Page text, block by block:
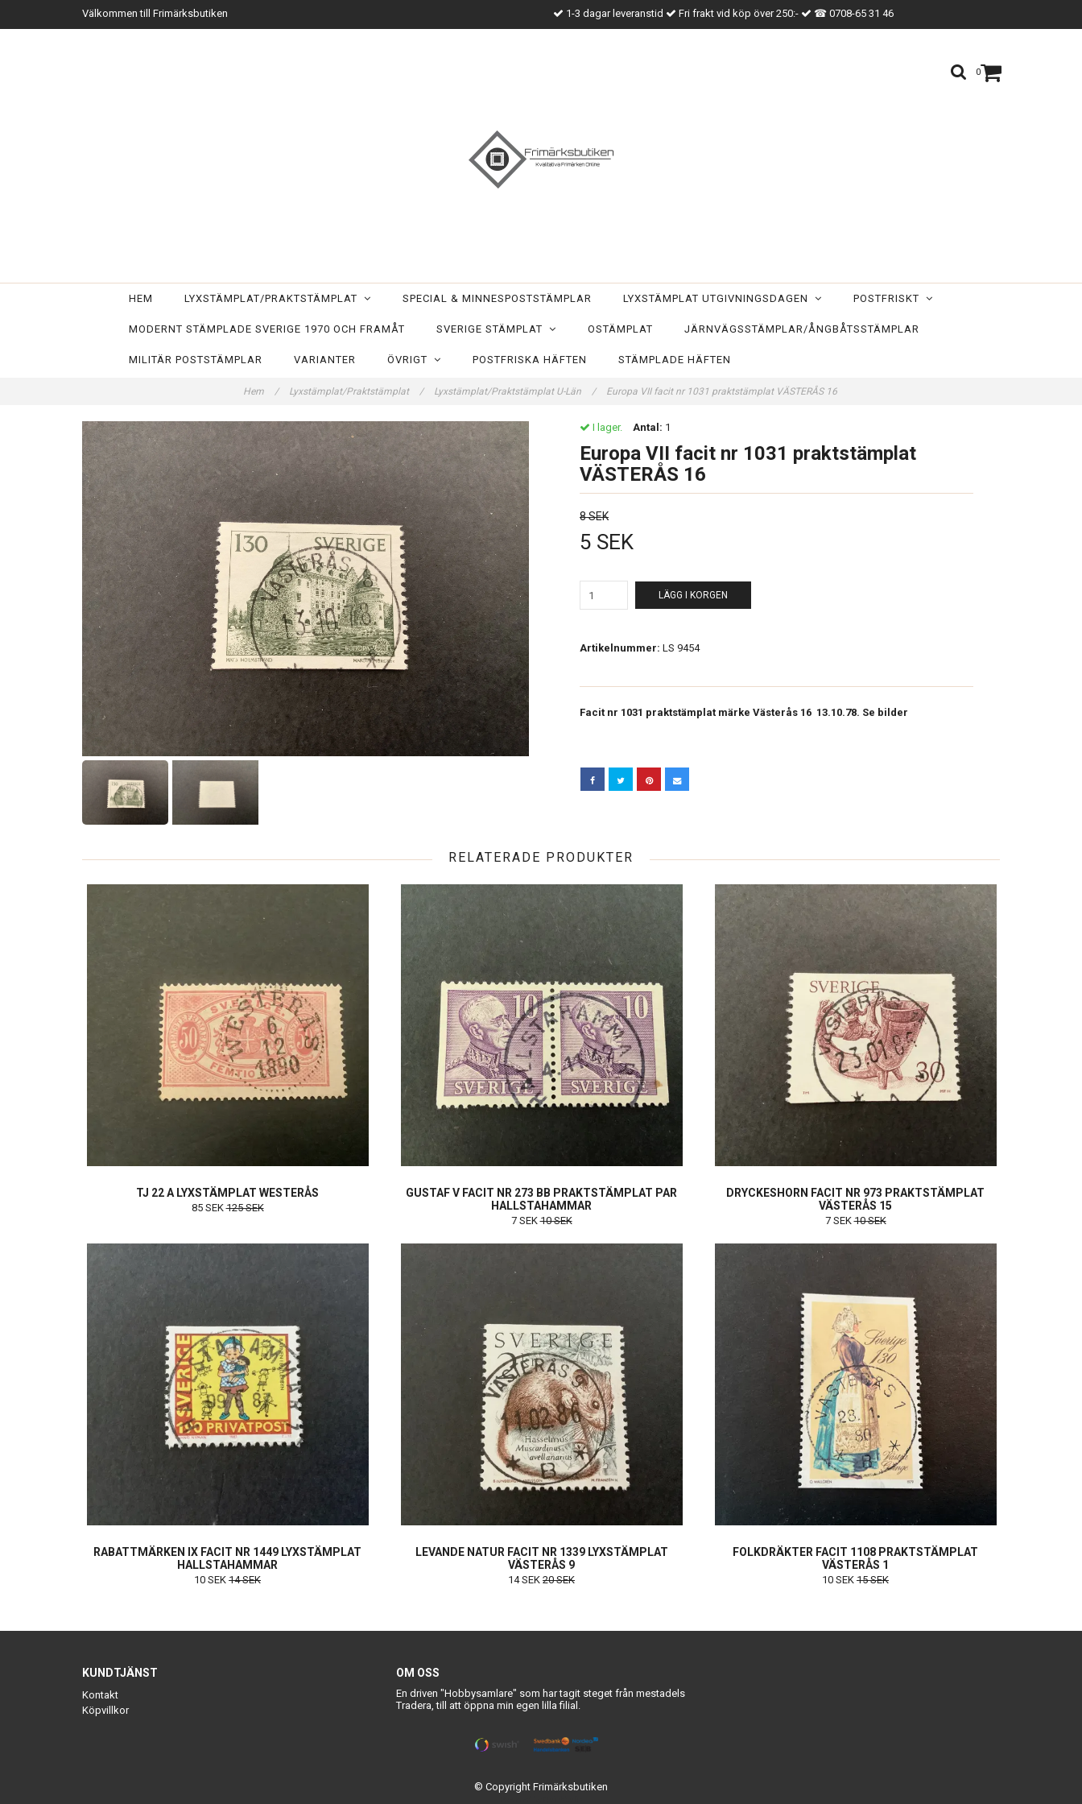
Välkommen till Frimärksbutiken 1-3 dagar leveranstid Fri frakt vid köp över 250:- ☎ 0708-65 31 46
0
HEM LYXSTÄMPLAT/PRAKTSTÄMPLAT SPECIAL & MINNESPOSTSTÄMPLAR LYXSTÄMPLAT UTGIVNINGSDAGEN POSTFRISKT
MODERNT STÄMPLADE SVERIGE 1970 OCH FRAMÅT SVERIGE STÄMPLAT OSTÄMPLAT JÄRNVÄGSSTÄMPLAR/ÅNGBÅTSSTÄMPLAR
MILITÄR POSTSTÄMPLAR VARIANTER ÖVRIGT POSTFRISKA HÄFTEN STÄMPLADE HÄFTEN
Hem / Lyxstämplat/Praktstämplat / Lyxstämplat/Praktstämplat U-Län / Europa VII facit nr 1031 praktstämplat VÄSTERÅS 16
I lager. Antal: 1
Europa VII facit nr 1031 praktstämplat
VÄSTERÅS 16
8 SEK
5 SEK
LÄGG I KORGEN
Artikelnummer: LS 9454
Facit nr 1031 praktstämplat märke Västerås 16 13.10.78. Se bilder
RELATERADE PRODUKTER
TJ 22 A LYXSTÄMPLAT WESTERÅS
85 SEK125 SEK
GUSTAF V FACIT NR 273 BB PRAKTSTÄMPLAT PAR
HALLSTAHAMMAR
7 SEK10 SEK
DRYCKESHORN FACIT NR 973 PRAKTSTÄMPLAT
VÄSTERÅS 15
7 SEK10 SEK
RABATTMÄRKEN IX FACIT NR 1449 LYXSTÄMPLAT
HALLSTAHAMMAR
10 SEK 14 SEK
LEVANDE NATUR FACIT NR 1339 LYXSTÄMPLAT
VÄSTERÅS 9
14 SEK 20 SEK
FOLKDRÄKTER FACIT 1108 PRAKTSTÄMPLAT
VÄSTERÅS 1
10 SEK 15 SEK
KUNDTJÄNST
Kontakt
Köpvillkor
OM OSS
En driven "Hobbysamlare" som har tagit steget från mestadels
Tradera, till att öppna min egen lilla filial.
© Copyright Frimärksbutiken